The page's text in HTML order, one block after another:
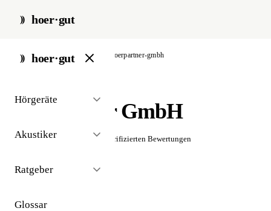
hoer·gut
hoer·gut
Hörgeräte
Akustiker
Ratgeber
Glossar
start / akustiker / berlin hoerpartner-gmbh
HörPartner GmbH
☆☆☆☆☆ Noch keine verifizierten Bewertungen